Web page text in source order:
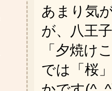
あまり気
が、八王
「夕焼け
では「桜